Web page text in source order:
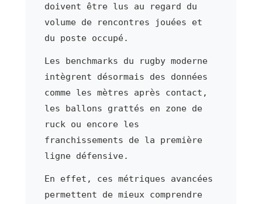
doivent être lus au regard du
volume de rencontres jouées et
du poste occupé.
Les benchmarks du rugby moderne
intègrent désormais des données
comme les mètres après contact,
les ballons grattés en zone de
ruck ou encore les
franchissements de la première
ligne défensive.
En effet, ces métriques avancées
permettent de mieux comprendre